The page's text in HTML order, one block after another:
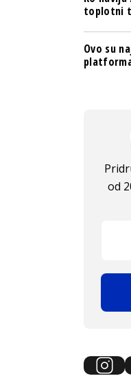
toplotni
Ovo su
od